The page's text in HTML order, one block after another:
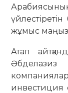
жұмыс
Атап
инвестиция